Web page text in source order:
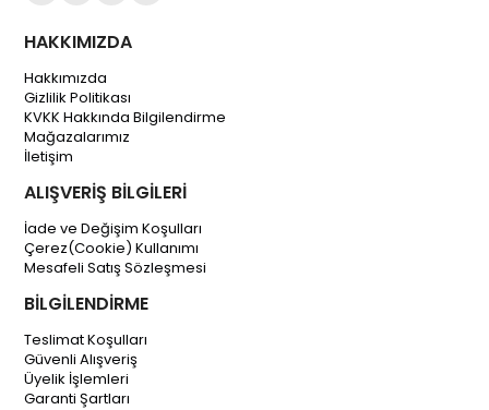
HAKKIMIZDA
Hakkımızda
Gizlilik Politikası
KVKK Hakkında Bilgilendirme
Mağazalarımız
İletişim
ALIŞVERİŞ BİLGİLERİ
İade ve Değişim Koşulları
Çerez(Cookie) Kullanımı
Mesafeli Satış Sözleşmesi
BİLGİLENDİRME
Teslimat Koşulları
Güvenli Alışveriş
Üyelik İşlemleri
Garanti Şartları